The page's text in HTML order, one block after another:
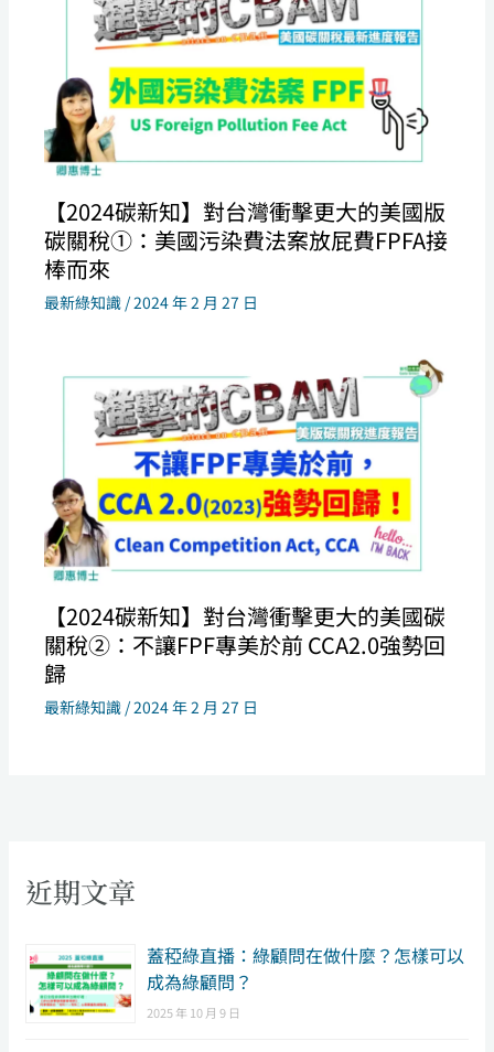
【2024碳新知】對台灣衝擊更大的美國版
碳關稅①：美國污染費法案放屁費FPFA接
棒而來
最新綠知識 /2024 年 2 月 27 日
【2024碳新知】對台灣衝擊更大的美國碳
關稅②：不讓FPF專美於前 CCA2.0強勢回
歸
最新綠知識 /2024 年 2 月 27 日
近期文章
​蓋稏綠直播：綠顧問在做什麼？怎樣可以
成為綠顧問？
2025 年 10 月 9 日